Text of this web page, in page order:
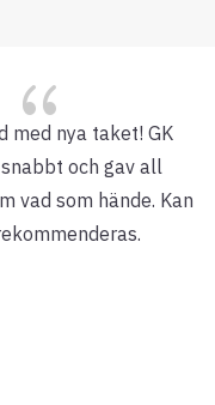
{
med nya taket! GK
och gav all
vad som hände. Kan